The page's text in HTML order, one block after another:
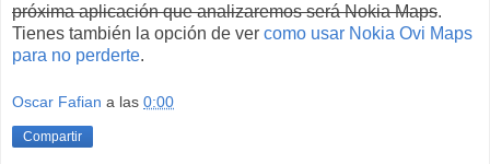
próxima aplicación que analizaremos será Nokia Maps.
Tienes también la opción de ver como usar Nokia Ovi Maps
para no perderte.
Oscar Fafian a las 0:00
Compartir